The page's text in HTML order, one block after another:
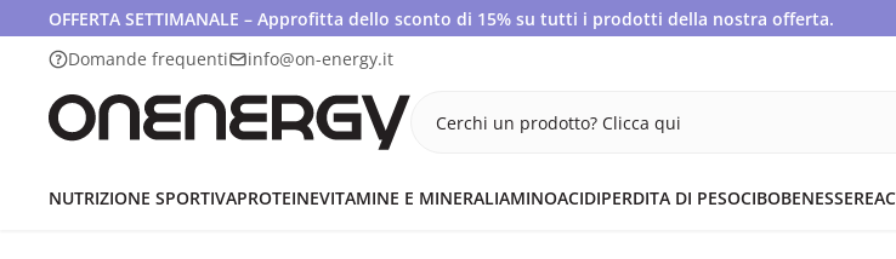
OFFERTA SETTIMANALE – Approfitta dello sconto di 15% su tutti i prodotti della nostra offerta.
Domande frequenti
info@on-energy.it
Cerchi un prodotto? Clicca qui
NUTRIZIONE SPORTIVAPROTEINEVITAMINE E MINERALIAMINOACIDIPERDITA DI PESOCIBOBENESSERE